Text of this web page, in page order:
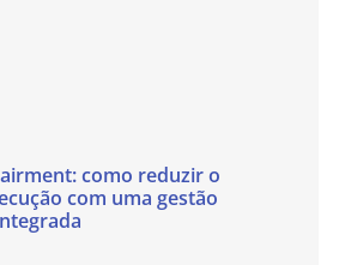
como reduzir o
com uma gestão